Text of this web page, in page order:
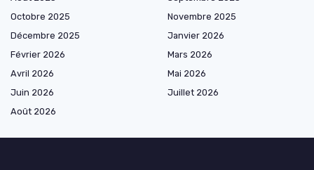
Octobre 2025
Novembre 2025
Décembre 2025
Janvier 2026
Février 2026
Mars 2026
Avril 2026
Mai 2026
Juin 2026
Juillet 2026
Août 2026